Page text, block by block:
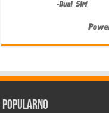
Popularno